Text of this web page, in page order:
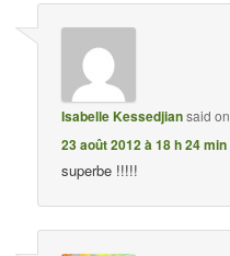
Isabelle Kessedjiansaid on
23 août 2012 à 18 h 24 min
superbe !!!!!